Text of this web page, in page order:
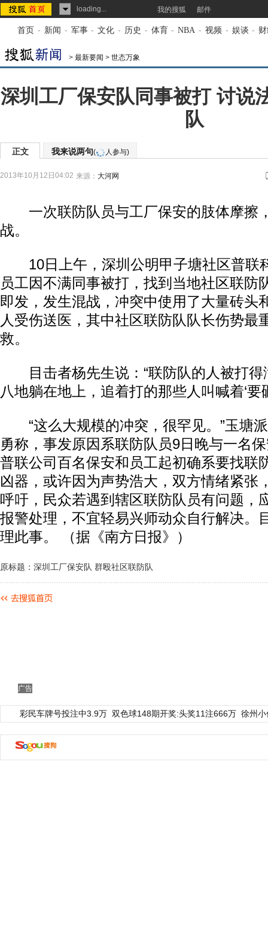
loading... 我的搜狐 邮件
首页 - 新闻 - 军事 - 文化 - 历史 - 体育 - NBA - 视频 - 娱谈 -
> 最新要闻 > 世态万象
深圳工厂保安队同事被打 讨说
队
正文 我来说两句( 人参与)
2013年10月12日04:02 来源： 大河网
一次联防队员与工厂保安的肢体摩擦
战。
10日上午，深圳公明甲子塘社区普联
员工因不满同事被打，找到当地社区联防
即发，发生混战，冲突中使用了大量砖头
人受伤送医，其中社区联防队队长伤势最
救。
目击者杨先生说：“联防队的人被打得
八地躺在地上，追着打的那些人叫喊着‘要
“这么大规模的冲突，很罕见。”玉塘
勇称，事发原因系联防队员9日晚与一名
普联公司百名保安和员工起初确系要找联
凶器，或许因为声势浩大，双方情绪紧张
呼吁，民众若遇到辖区联防队员有问题，
报警处理，不宜轻易兴师动众自行解决。
理此事。 （据《南方日报》）
原标题：深圳工厂保安队 群殴社区联防队
广告
彩民车牌号投注中3.9万 双色球148期开奖:头奖11注666万 徐州